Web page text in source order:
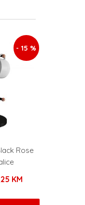
- 15 %
Rose
KM